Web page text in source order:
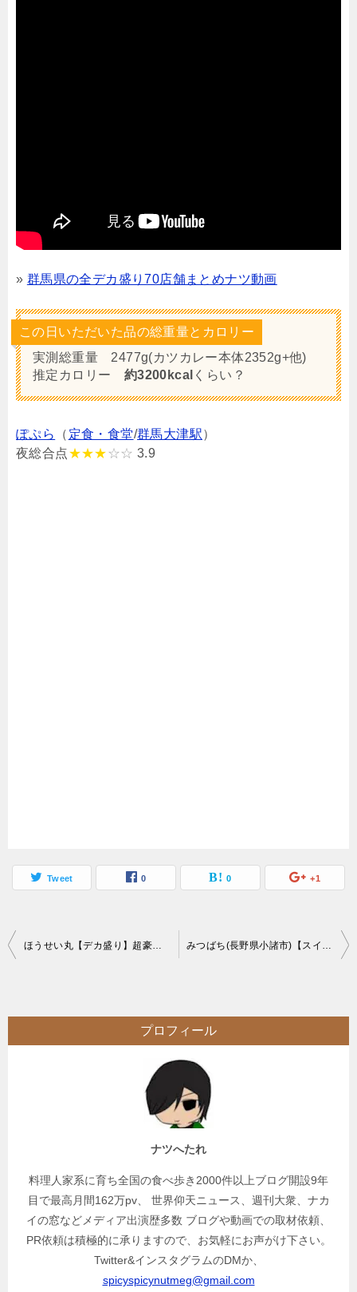
» 群馬県の全デカ盛り70店舗まとめナツ動画
この日いただいた品の総重量とカロリー
実測総重量 2477g(カツカレー本体2352g+他)
推定カロリー 約3200kcal くらい？
ぽぷら （ 定食・食堂/群馬大津駅）
夜総合点★★★ ☆☆ 3.9
Tweet 0 0 +1
投
ビ
ゲ
ほうせい丸【デカ盛り】超豪華巨大海鮮丼大食いチャレンジメニュー みつばち(長野県小諸市)【スイーツ】彩り鮮やかで女子ウケしそうな大繁盛甘味処【フルーツ】
プロフィール
ナツへたれ
料理人家系に育ち全国の食べ歩き2000件以上ブログ開設9年
目で最高月間162万pv、 世界仰天ニュース、週刊大衆、ナカ
イの窓などメディア出演歴多数 ブログや動画での取材依頼、
PR依頼は積極的に承りますので、お気軽にお声がけ下さい。
Twitter&インスタグラムのDMか、
spicyspicynutmeg@gmail.com